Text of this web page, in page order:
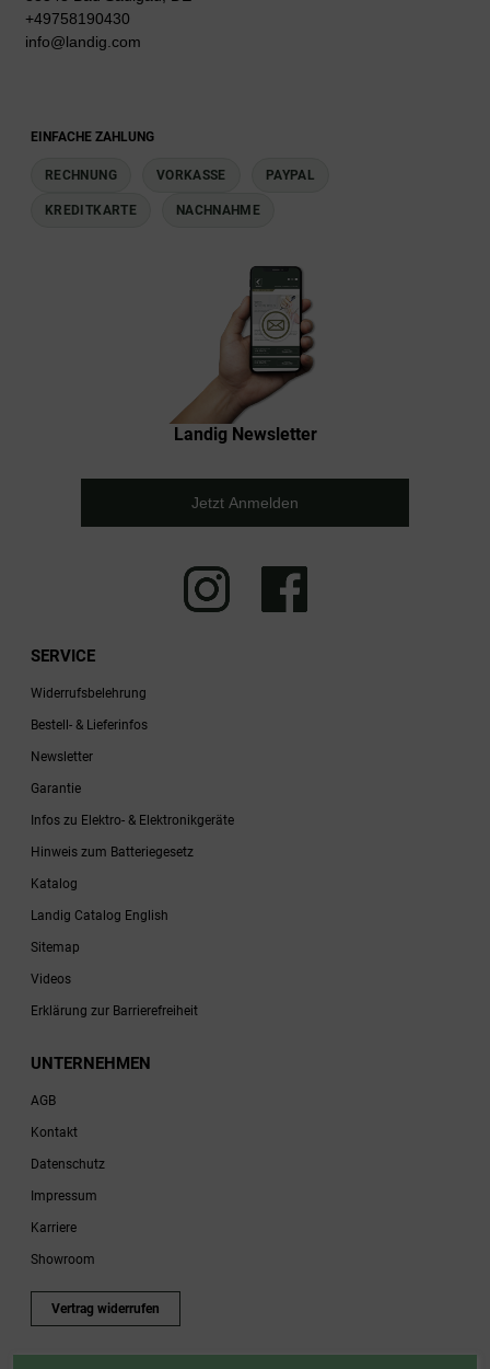
+49758190430
info@landig.com
EINFACHE ZAHLUNG
RECHNUNG VORKASSE PAYPAL
KREDITKARTE NACHNAHME
Landig Newsletter
Jetzt Anmelden
SERVICE
Widerrufsbelehrung
Bestell- & Lieferinfos
Newsletter
Garantie
Infos zu Elektro- & Elektronikgeräte
Hinweis zum Batteriegesetz
Katalog
Landig Catalog English
Sitemap
Videos
Erklärung zur Barrierefreiheit
UNTERNEHMEN
AGB
Kontakt
Datenschutz
Impressum
Karriere
Showroom
Vertrag widerrufen